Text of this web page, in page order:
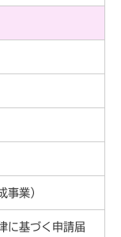
事業）
に基づく申請届